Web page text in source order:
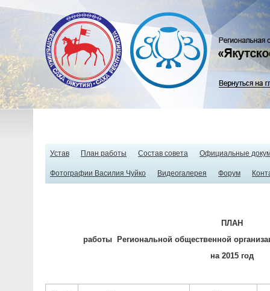
Устав План работы Состав совета Официальные
Фотографии Василия Чуйко Видеогалерея Форум
ПЛАН
работы
Региональной общественной
на 2015 год